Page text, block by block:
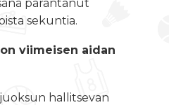
parantanut
sekuntia.
viimeisen aidan
hallitsevan